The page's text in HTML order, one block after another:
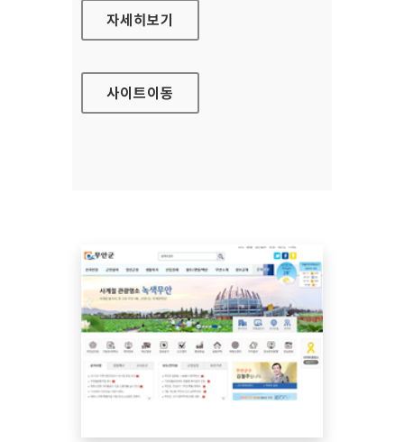
의성군청 홈페이지
자세히보기
사이트이동